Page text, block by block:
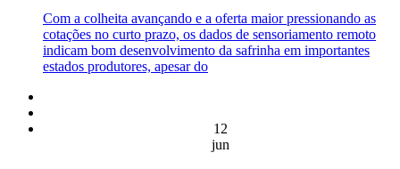
Com a colheita avançando e a oferta maior pressionando as
cotações no curto prazo, os dados de sensoriamento remoto
indicam bom desenvolvimento da safrinha em importantes
estados produtores, apesar do
12
jun